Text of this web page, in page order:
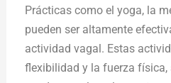
Prácticas como el yoga, la
pueden ser altamente
actividad vagal. Estas
flexibilidad y la fuerza física,